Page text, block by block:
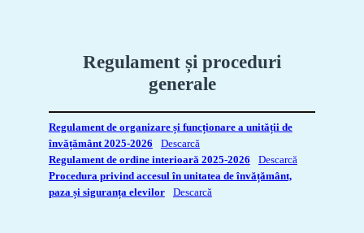
Regulament și proceduri
generale
Regulament de organizare și funcționare a unității de
învățământ 2025-2026
Descarcă
Regulament de ordine interioară 2025-2026
Descarcă
Procedura privind accesul în unitatea de învățământ,
paza și siguranța elevilor
Descarcă